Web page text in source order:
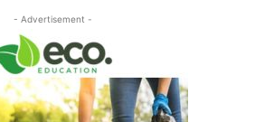
- Advertisement -